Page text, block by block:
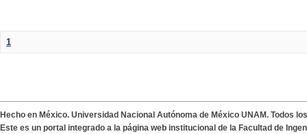
1
Hecho en México. Universidad Nacional Autónoma de México UNAM. Todos
Este es un portal integrado a la página web institucional de la Facultad de